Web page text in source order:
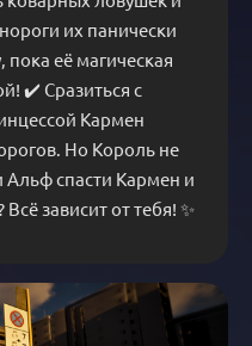
их панически
её магическая
✔️ Сразиться с
Кармен
Но Король не
спасти Кармен и
зависит от тебя! ✨